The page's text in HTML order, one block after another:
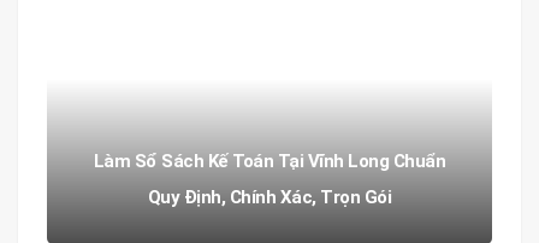
Làm Sổ Sách Kế Toán Tại Vĩnh Long Chuẩn
Quy Định, Chính Xác, Trọn Gói